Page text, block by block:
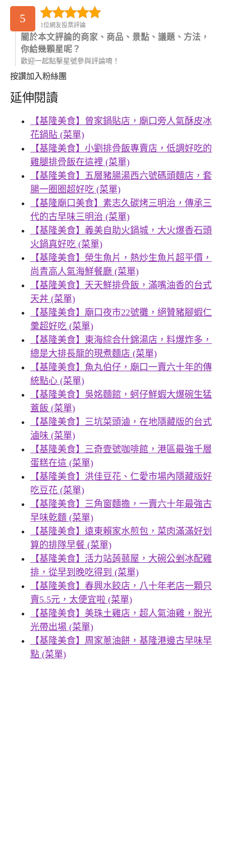
5
1位網友投票評論
關於本文評論的商家、商品、景點、議題、方法，
你給幾顆星呢？
歡迎一起點擊星號參與評論唷！
按讚加入粉絲團
延伸閱讀
【基隆美食】曾家鍋貼店，廟口旁人氣酥皮冰
花鍋貼 (菜單)
【基隆美食】小劉排骨飯專賣店，低調好吃的
雞腿排骨飯在這裡 (菜單)
【基隆美食】五層豬腸湯西六號碼頭麵店，套
腸一圈圈超好吃 (菜單)
【基隆廟口美食】素志久碳烤三明治，傳承三
代的古早味三明治 (菜單)
【基隆美食】義美自助火鍋城，大火爆香石頭
火鍋真好吃 (菜單)
【基隆美食】榮生魚片，熱炒生魚片超平價，
尚青高人氣海鮮餐廳 (菜單)
【基隆美食】天天鮮排骨飯，滿嘴油香的台式
天丼 (菜單)
【基隆美食】廟口夜市22號攤，絕贊豬腳蝦仁
羹超好吃 (菜單)
【基隆美食】東海綜合什錦湯店，料爆炸多，
總是大排長龍的現煮麵店 (菜單)
【基隆美食】魚丸伯仔，廟口一賣六十年的傳
統點心 (菜單)
【基隆美食】吳姳麵館，蚵仔鮮蝦大爆碗生猛
蓋飯 (菜單)
【基隆美食】三坑菜頭滷，在地隱藏版的台式
滷味 (菜單)
【基隆美食】三奇壹號咖啡館，港區最強千層
蛋糕在這 (菜單)
【基隆美食】洪佳豆花、仁愛市場內隱藏版好
吃豆花 (菜單)
【基隆美食】三角窗麵擔，一賣六十年最強古
早味乾麵 (菜單)
【基隆美食】遠東賴家水煎包，菜肉滿滿好划
算的排隊早餐 (菜單)
【基隆美食】活力站蒟蒻屋，大碗公剉冰配雞
排，從早到晚吃得到 (菜單)
【基隆美食】春興水餃店，八十年老店一顆只
賣5.5元，太便宜啦 (菜單)
【基隆美食】美珠土雞店，超人氣油雞，脫光
光帶出場 (菜單)
【基隆美食】周家蔥油餅，基隆港邊古早味早
點 (菜單)